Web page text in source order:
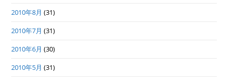
2010年8月 (31)
2010年7月 (31)
2010年6月 (30)
2010年5月 (31)